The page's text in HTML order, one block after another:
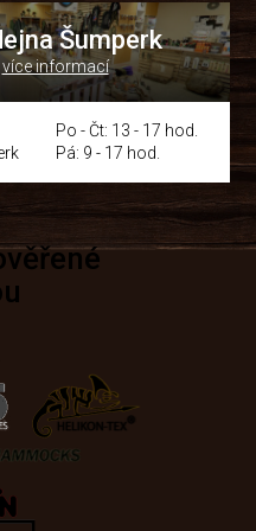
Šumperk
více informací
Po - Čt: 13 - 17 hod.
Pá: 9 - 17 hod.